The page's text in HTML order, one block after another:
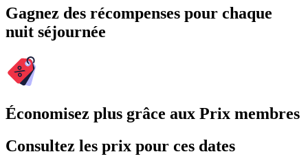
Gagnez des récompenses pour chaque
nuit séjournée
Économisez plus grâce aux Prix membres
Consultez les prix pour ces dates